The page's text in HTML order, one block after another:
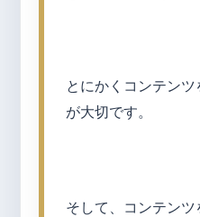
とにかくコンテン
が大切です。
そして、コンテンツ